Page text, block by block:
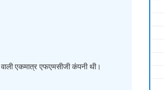
एकमात्र एफएमसीजी कंपनी थी।